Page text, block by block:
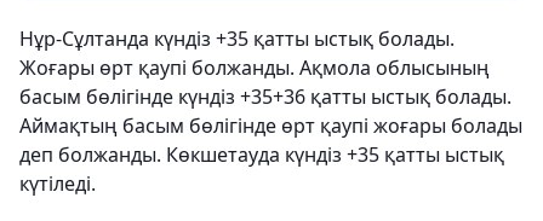
Нұр-Сұлтанда күндіз +35 қатты ыстық болады.
Жоғары өрт қаупі болжанды. Ақмола облысының
басым бөлігінде күндіз +35+36 қатты ыстық болады.
Аймақтың басым бөлігінде өрт қаупі жоғары болады
деп болжанды. Көкшетауда күндіз +35 қатты ыстық
күтіледі.